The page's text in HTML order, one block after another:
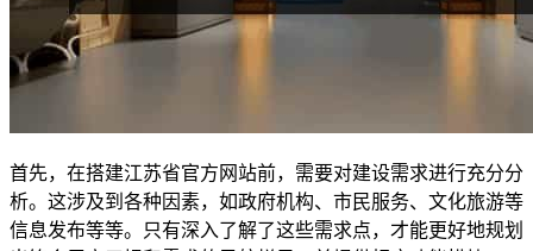
首先，在搭建江苏省官方网站前，需要对建设需求进行充分分
析。这涉及到各种因素，如政府机构、市民服务、文化旅游等
信息发布等等。只有深入了解了这些需求点，才能更好地规划